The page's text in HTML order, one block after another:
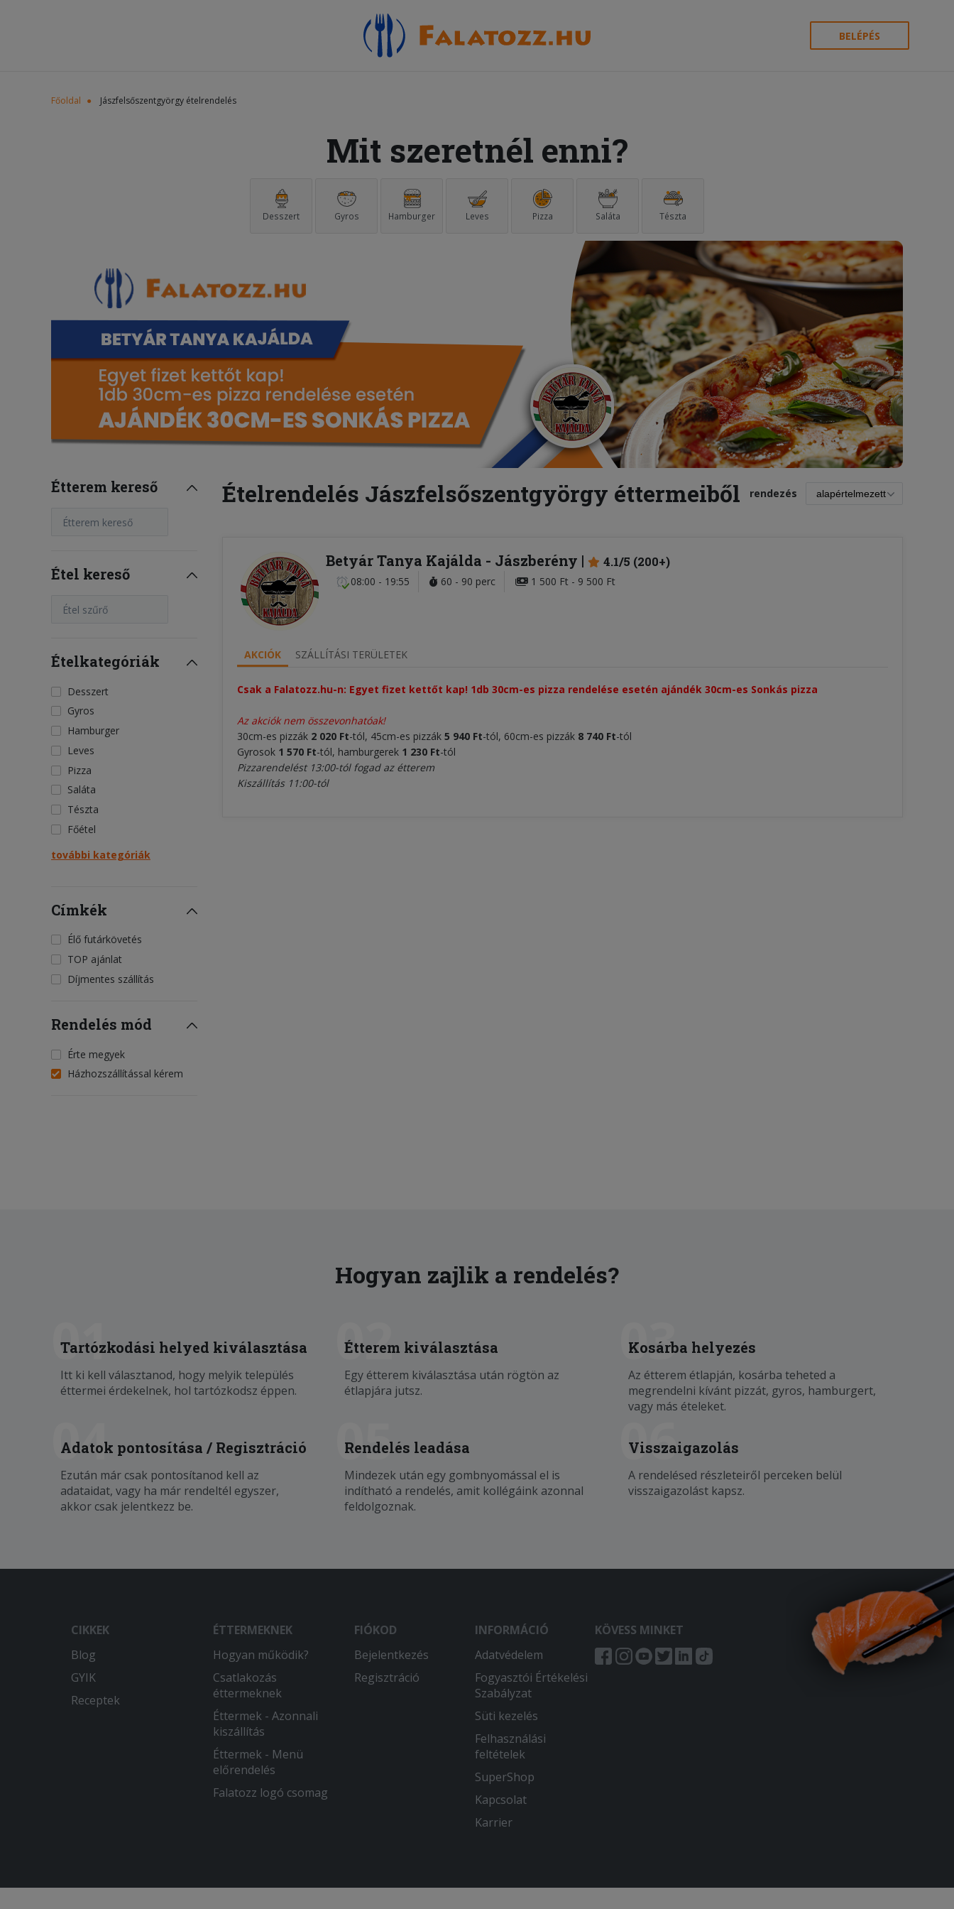
BELÉPÉS
Főoldal Jászfelsőszentgyörgy ételrendelés
Mit szeretnél enni?
Desszert Gyros Hamburger Leves Pizza Saláta Tészta
Étterem kereső
Étterem kereső
Étel kereső
Étel szűrő
Ételkategóriák
Desszert
Gyros
Hamburger
Leves
Pizza
Saláta
Tészta
Főétel
további kategóriák
Címkék
Élő futárkövetés
TOP ajánlat
Díjmentes szállítás
Rendelés mód
Érte megyek
Házhozszállítással kérem
Ételrendelés Jászfelsőszentgyörgy éttermeiből rendezés
Betyár Tanya Kajálda - Jászberény 4.1/5 (200+)
08:00 - 19:55 60 - 90 perc 1 500 Ft - 9 500 Ft
AKCIÓK SZÁLLÍTÁSI TERÜLETEK
Csak a Falatozz.hu-n: Egyet fizet kettőt kap! 1db 30cm-es pizza rendelése esetén ajándék 30cm-es Sonkás pizza
Az akciók nem összevonhatóak!
30cm-es pizzák 2 020 Ft-tól, 45cm-es pizzák 5 940 Ft-tól, 60cm-es pizzák 8 740 Ft-tól
Gyrosok 1 570 Ft-tól, hamburgerek 1 230 Ft-tól
Pizzarendelést 13:00-tól fogad az étterem
Kiszállítás 11:00-tól
Hogyan zajlik a rendelés?
01
Tartózkodási helyed kiválasztása
Itt ki kell választanod, hogy melyik település
éttermei érdekelnek, hol tartózkodsz éppen.
02
Étterem kiválasztása
Egy étterem kiválasztása után rögtön az
étlapjára jutsz.
03
Kosárba helyezés
Az étterem étlapján, kosárba teheted a
megrendelni kívánt pizzát, gyros, hamburgert,
vagy más ételeket.
04
Adatok pontosítása / Regisztráció
Ezután már csak pontosítanod kell az
adataidat, vagy ha már rendeltél egyszer,
akkor csak jelentkezz be.
05
Rendelés leadása
Mindezek után egy gombnyomással el is
indítható a rendelés, amit kollégáink azonnal
feldolgoznak.
06
Visszaigazolás
A rendelésed részleteiről perceken belül
visszaigazolást kapsz.
CIKKEK
Blog
GYIK
Receptek
ÉTTERMEKNEK
Hogyan működik?
Csatlakozás
éttermeknek
Éttermek - Azonnali
kiszállítás
Éttermek - Menü
előrendelés
Falatozz logó csomag
FIÓKOD
Bejelentkezés
Regisztráció
INFORMÁCIÓ
Adatvédelem
Fogyasztói Értékelési
Szabályzat
Süti kezelés
Felhasználási
feltételek
SuperShop
Kapcsolat
Karrier
KÖVESS MINKET